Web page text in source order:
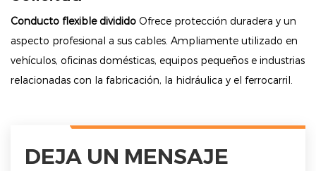
Conducto flexible dividido Ofrece protección duradera y un
aspecto profesional a sus cables. Ampliamente utilizado en
vehículos, oficinas domésticas, equipos pequeños e industrias
relacionadas con la fabricación, la hidráulica y el ferrocarril.
DEJA UN MENSAJE